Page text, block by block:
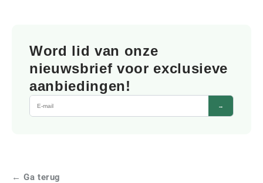
Word lid van onze
nieuwsbrief voor exclusieve
aanbiedingen!
→
← Ga terug